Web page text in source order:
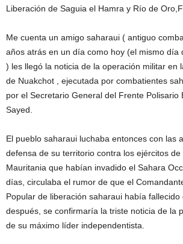
Liberación de Saguia el Hamra y Río de
Me cuenta un amigo saharaui ( antiguo
años atrás en un día como hoy (el mismo día
) les llegó la noticia de la operación militar en
de Nuakchot , ejecutada por combatientes
por el Secretario General del Frente Polisario
Sayed.
El pueblo saharaui luchaba entonces con las
defensa de su territorio contra los ejércitos
Mauritania que habían invadido el Sahara
días, circulaba el rumor de que el
Popular de liberación saharaui había
después, se confirmaría la triste noticia de la
de su máximo líder independentista.